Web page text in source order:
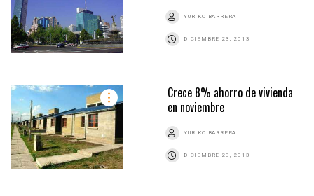
YURIKO BARRERA
DICIEMBRE 23, 2013
Crece 8% ahorro de vivienda
en noviembre
YURIKO BARRERA
DICIEMBRE 23, 2013